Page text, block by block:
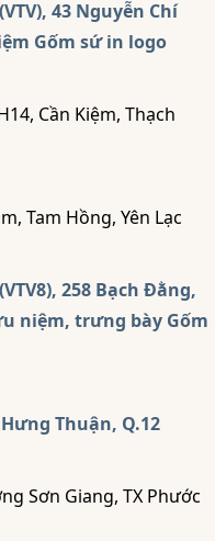
43 Nguyễn Chí
Gốm sứ in logo
Cần Kiệm, Thạch
Tam Hồng, Yên Lạc
258 Bạch Đằng,
niệm, trưng bày Gốm
Thuận, Q.12
Sơn Giang, TX Phước